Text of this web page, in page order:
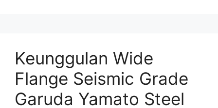
Keunggulan Wide
Flange Seismic Grade
Garuda Yamato Steel